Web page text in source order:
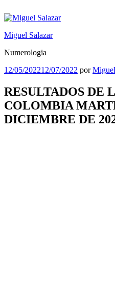
al
Miguel Salazar
Numerologia
Publicado
12/05/202212/07/2022 por
RESULTADOS DE
COLOMBIA
DICIEMBRE DE